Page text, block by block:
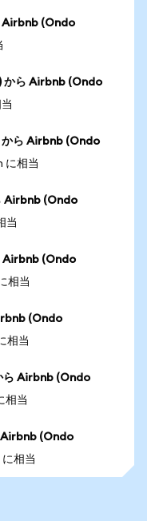
Airbnb (Ondo
ら Airbnb (Ondo
ら Airbnb (Ondo
に相当
Airbnb (Ondo
当
Airbnb (Ondo
相当
(Ondo
相当
Airbnb (Ondo
相当
Airbnb (Ondo
相当